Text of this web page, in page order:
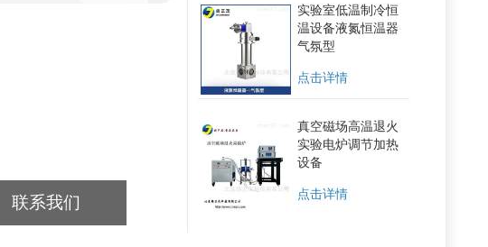
测定结果精度。
体作为信号接收系
联系我们
实验室低温制冷恒
温设备液氮恒温器
气氛型
点击详情
真空磁场高温退火
实验电炉调节加热
设备
点击详情